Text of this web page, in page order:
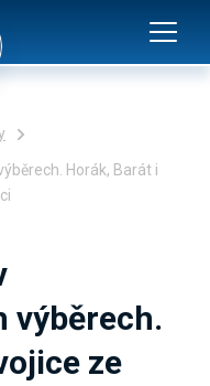
Horák, Barát i
výběrech.
ze